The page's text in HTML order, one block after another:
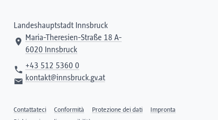
Landeshauptstadt Innsbruck
Maria-Theresien-Straße 18 A-
6020 Innsbruck
+43 512 5360 0
kontakt@innsbruck.gv.at
Contattateci Conformità Protezione dei dati
Impronta